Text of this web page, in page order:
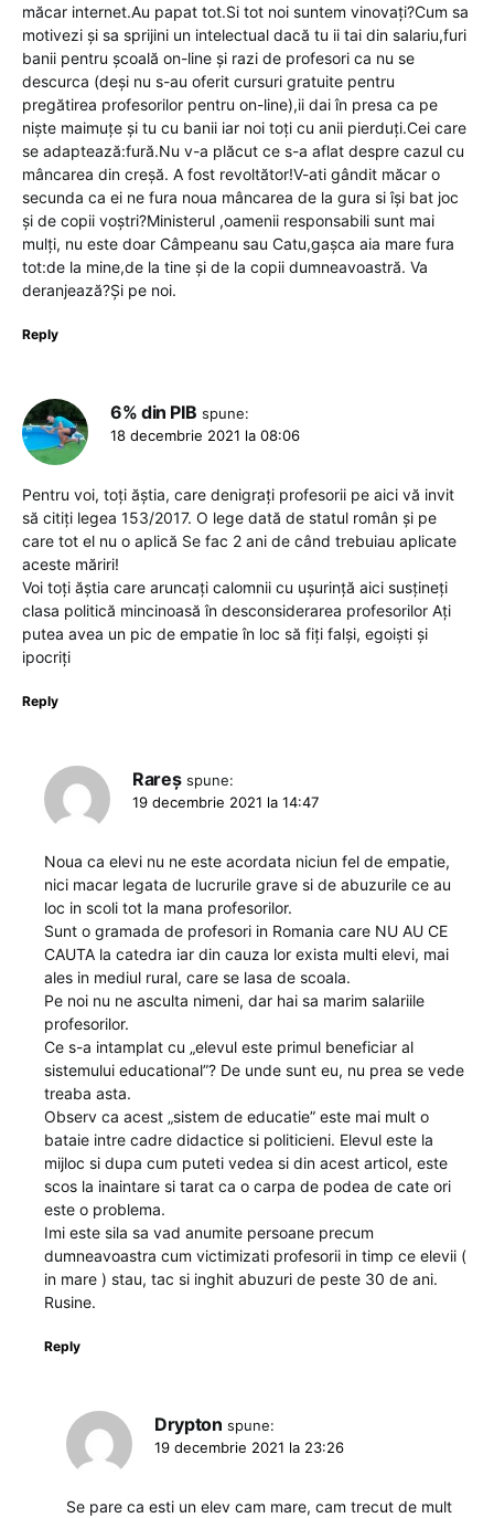
măcar internet.Au papat tot.Si tot noi suntem vinovați?Cum sa
motivezi și sa sprijini un intelectual dacă tu ii tai din salariu,furi
banii pentru școală on-line și razi de profesori ca nu se
descurca (deși nu s-au oferit cursuri gratuite pentru
pregătirea profesorilor pentru on-line),ii dai în presa ca pe
niște maimuțe și tu cu banii iar noi toți cu anii pierduți.Cei care
se adaptează:fură.Nu v-a plăcut ce s-a aflat despre cazul cu
mâncarea din creșă. A fost revoltător!V-ati gândit măcar o
secunda ca ei ne fura noua mâncarea de la gura si își bat joc
și de copii voștri?Ministerul ,oamenii responsabili sunt mai
mulți, nu este doar Câmpeanu sau Catu,gașca aia mare fura
tot:de la mine,de la tine și de la copii dumneavoastră. Va
deranjează?Și pe noi.
Reply
6% din PIB spune:
18 decembrie 2021 la 08:06
Pentru voi, toți ăștia, care denigrați profesorii pe aici vă invit
să citiți legea 153/2017. O lege dată de statul român și pe
care tot el nu o aplică Se fac 2 ani de când trebuiau aplicate
aceste măriri!
Voi toți ăștia care aruncați calomnii cu ușurință aici susțineți
clasa politică mincinoasă în desconsiderarea profesorilor Ați
putea avea un pic de empatie în loc să fiți falși, egoiști și
ipocriți
Reply
Rareș spune:
19 decembrie 2021 la 14:47
Noua ca elevi nu ne este acordata niciun fel de empatie,
nici macar legata de lucrurile grave si de abuzurile ce au
loc in scoli tot la mana profesorilor.
Sunt o gramada de profesori in Romania care NU AU CE
CAUTA la catedra iar din cauza lor exista multi elevi, mai
ales in mediul rural, care se lasa de scoala.
Pe noi nu ne asculta nimeni, dar hai sa marim salariile
profesorilor.
Ce s-a intamplat cu „elevul este primul beneficiar al
sistemului educational”? De unde sunt eu, nu prea se vede
treaba asta.
Observ ca acest „sistem de educatie” este mai mult o
bataie intre cadre didactice si politicieni. Elevul este la
mijloc si dupa cum puteti vedea si din acest articol, este
scos la inaintare si tarat ca o carpa de podea de cate ori
este o problema.
Imi este sila sa vad anumite persoane precum
dumneavoastra cum victimizati profesorii in timp ce elevii (
in mare ) stau, tac si inghit abuzuri de peste 30 de ani.
Rusine.
Reply
Drypton spune:
19 decembrie 2021 la 23:26
Se pare ca esti un elev cam mare, cam trecut de mult